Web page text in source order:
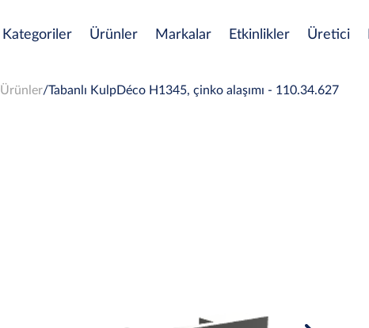
Kategoriler Ürünler Markalar Etkinlikler Üretici
Ürünler Tabanlı KulpDéco H1345, çinko alaşımı - 110.34.627